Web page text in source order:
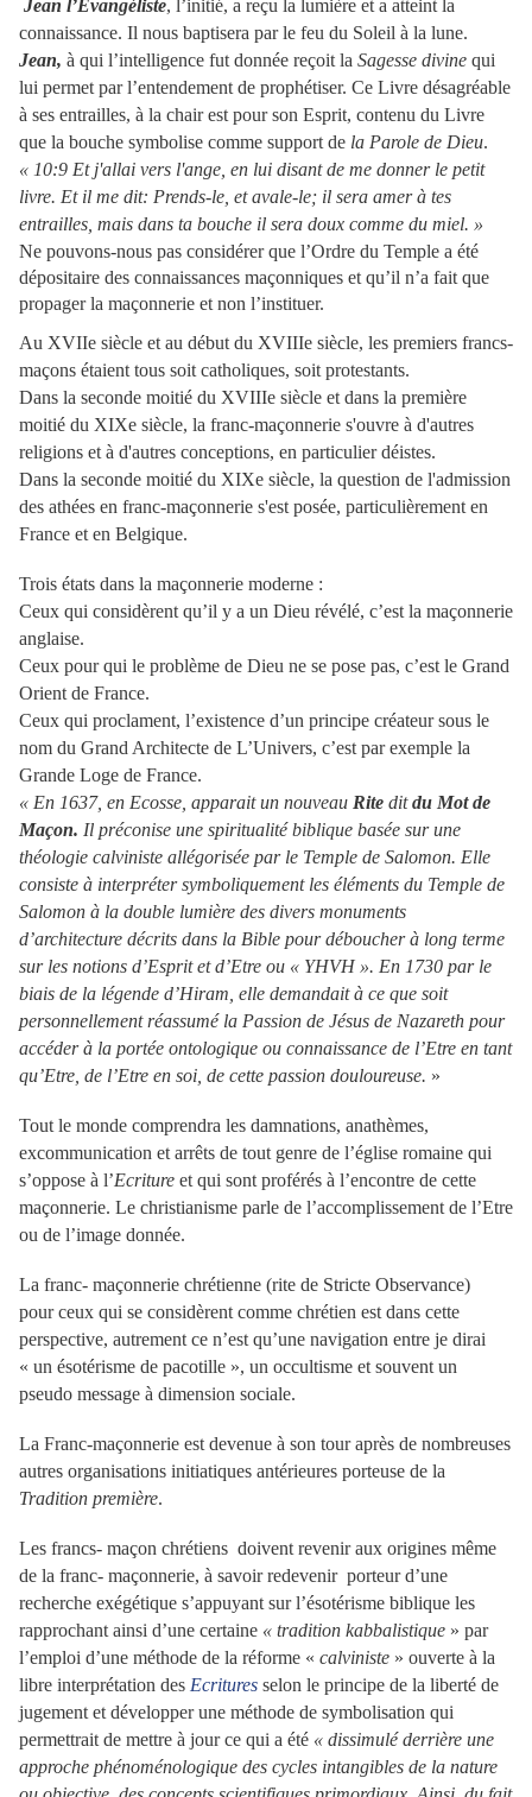
Jean l’Evangéliste, l’initié, a reçu la lumière et a atteint la
connaissance. Il nous baptisera par le feu du Soleil à la lune.
Jean, à qui l’intelligence fut donnée reçoit la Sagesse divine qui
lui permet par l’entendement de prophétiser. Ce Livre désagréable
à ses entrailles, à la chair est pour son Esprit, contenu du Livre
que la bouche symbolise comme support de la Parole de Dieu.
« 10:9 Et j'allai vers l'ange, en lui disant de me donner le petit
livre. Et il me dit: Prends-le, et avale-le; il sera amer à tes
entrailles, mais dans ta bouche il sera doux comme du miel. »
Ne pouvons-nous pas considérer que l’Ordre du Temple a été
dépositaire des connaissances maçonniques et qu’il n’a fait que
propager la maçonnerie et non l’instituer.
Au XVIIe siècle et au début du XVIIIe siècle, les premiers francs-
maçons étaient tous soit catholiques, soit protestants.
Dans la seconde moitié du XVIIIe siècle et dans la première
moitié du XIXe siècle, la franc-maçonnerie s'ouvre à d'autres
religions et à d'autres conceptions, en particulier déistes.
Dans la seconde moitié du XIXe siècle, la question de l'admission
des athées en franc-maçonnerie s'est posée, particulièrement en
France et en Belgique.
Trois états dans la maçonnerie moderne :
Ceux qui considèrent qu’il y a un Dieu révélé, c’est la maçonnerie
anglaise.
Ceux pour qui le problème de Dieu ne se pose pas, c’est le Grand
Orient de France.
Ceux qui proclament, l’existence d’un principe créateur sous le
nom du Grand Architecte de L’Univers, c’est par exemple la
Grande Loge de France.
« En 1637, en Ecosse, apparait un nouveau Rite ditdu Mot de
Maçon. Il préconise une spiritualité biblique basée sur une
théologie calviniste allégorisée par le Temple de Salomon. Elle
consiste à interpréter symboliquement les éléments du Temple de
Salomon à la double lumière des divers monuments
d’architecture décrits dans la Bible pour déboucher à long terme
sur les notions d’Esprit et d’Etre ou « YHVH ». En 1730 par le
biais de la légende d’Hiram, elle demandait à ce que soit
personnellement réassumé la Passion de Jésus de Nazareth pour
accéder à la portée ontologique ou connaissance de l’Etre en tant
qu’Etre, de l’Etre en soi, de cette passion douloureuse. »
Tout le monde comprendra les damnations, anathèmes,
excommunication et arrêts de tout genre de l’église romaine qui
s’oppose à l’Ecriture et qui sont proférés à l’encontre de cette
maçonnerie. Le christianisme parle de l’accomplissement de l’Etre
ou de l’image donnée.
La franc- maçonnerie chrétienne (rite de Stricte Observance)
pour ceux qui se considèrent comme chrétien est dans cette
perspective, autrement ce n’est qu’une navigation entre je dirai
« un ésotérisme de pacotille », un occultisme et souvent un
pseudo message à dimension sociale.
La Franc-maçonnerie est devenue à son tour après de nombreuses
autres organisations initiatiques antérieures porteuse de la
Tradition première.
Les francs- maçon chrétiens doivent revenir aux origines même
de la franc- maçonnerie, à savoir redevenir porteur d’une
recherche exégétique s’appuyant sur l’ésotérisme biblique les
rapprochant ainsi d’une certaine « tradition kabbalistique » par
l’emploi d’une méthode de la réforme « calviniste » ouverte à la
libre interprétation des Ecritures selon le principe de la liberté de
jugement et développer une méthode de symbolisation qui
permettrait de mettre à jour ce qui a été « dissimulé derrière une
approche phénoménologique des cycles intangibles de la nature